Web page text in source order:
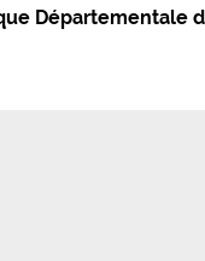
Départementale